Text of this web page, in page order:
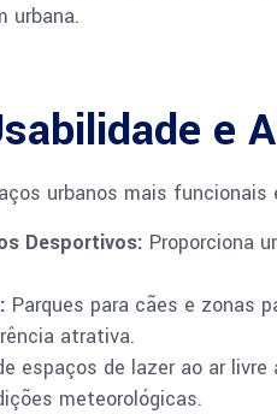
urbana.
e
urbanos mais
Desportivos: Proporciona
Parques para cães e zonas
atrativa.
espaços de lazer ao ar
meteorológicas.